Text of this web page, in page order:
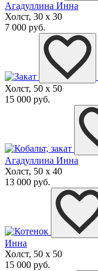
Агадуллина Инна
Холст, 30 x 30
7 000 руб.
Холст, 50 x 50
15 000 руб.
Агадуллина Инна
Холст, 50 x 40
13 000 руб.
Инна
Холст, 50 x 50
15 000 руб.